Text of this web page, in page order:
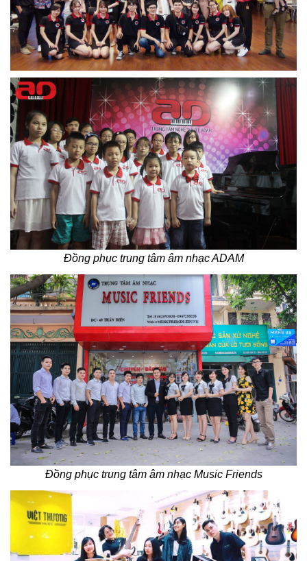
Đồng phục trung tâm âm nhạc ADAM
Đồng phục trung tâm âm nhạc Music Friends